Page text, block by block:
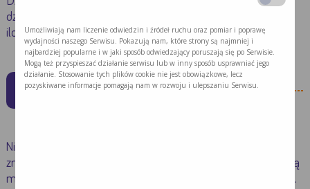
dziecku wszystkich składników odżywczych w niezbędnych
ilościach.
Domowe jedzenie a zgłębnik
Niektórzy rodzice podają dzieciom przez zgłębnik także
zmiksowane domowe jedzenie. Jeżeli chcesz stosować taką
metodę, skontaktuj się najpierw z lekarzem lub dietetykiem.
Umożliwiają nam liczenie odwiedzin i źródeł ruchu oraz pomiar i poprawę
wydajności naszego Serwisu. Pokazują nam, które strony są najmniej i
najbardziej popularne i w jaki sposób odwiedzający poruszają się po Serwisie.
Mogą też przyspieszać działanie serwisu lub w inny sposób usprawniać jego
działanie. Stosowanie tych plików cookie nie jest obowiązkowe, lecz
pozyskiwane informacje pomagają nam w rozwoju i ulepszaniu Serwisu.